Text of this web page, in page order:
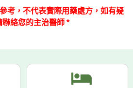
考， 不代表實際用藥處方，如有疑
聯絡您的主治醫師 *